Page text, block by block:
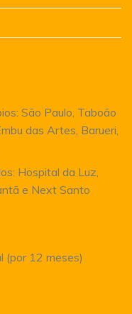
São Paulo, Taboão
das Artes, Barueri,
Hospital da Luz,
e Next Santo
(por 12 meses)